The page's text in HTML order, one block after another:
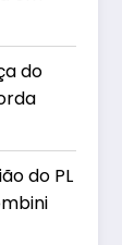
do
do PL